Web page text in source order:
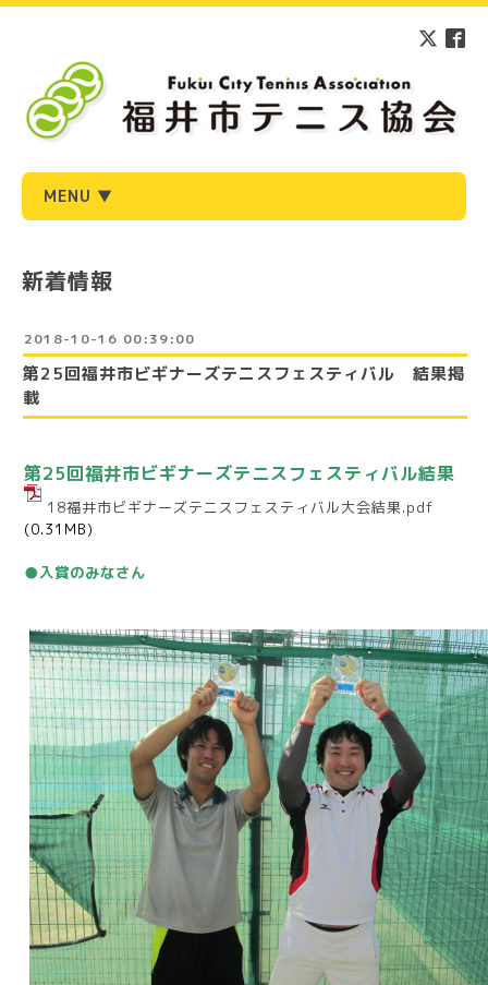
MENU ▼
新着情報
2018-10-16 00:39:00
第25回福井市ビギナーズテニスフェスティバル 結果掲
載
第25回福井市ビギナーズテニスフェスティバル結果
18福井市ビギナーズテニスフェスティバル大会結果.pdf
(0.31MB)
●入賞のみなさん